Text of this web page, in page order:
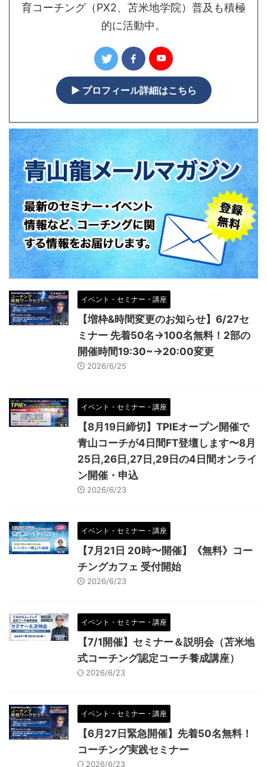
育コーチング（PX2、苫米地学院）普及も積極
的に活動中。
▶︎ プロフィール詳細はこちら
イベント・セミナー・講座
【増枠&時間変更のお知らせ】6/27セ
ミナー 先着50名→100名無料！2部の
開催時間19:30~→20:00変更
2026/6/25
イベント・セミナー・講座
【8月19日締切】TPIEオープン開催で
青山コーチが4日間FT登壇します〜8月
25日,26日,27日,29日の4日間オンライ
ン開催・申込
2026/6/23
イベント・セミナー・講座
【7月21日 20時〜開催】《無料》コー
チングカフェ 受付開始
2026/6/23
イベント・セミナー・講座
【7/1開催】セミナー＆説明会（苫米地
式コーチング認定コーチ養成講座）
2026/6/23
イベント・セミナー・講座
【6月27日緊急開催】先着50名無料！
コーチング実践セミナー
2026/6/23